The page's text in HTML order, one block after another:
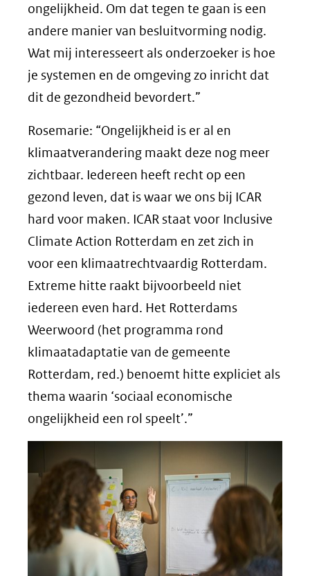
ongelijkheid. Om dat tegen te gaan is een
andere manier van besluitvorming nodig.
Wat mij interesseert als onderzoeker is hoe
je systemen en de omgeving zo inricht dat
dit de gezondheid bevordert.”
Rosemarie: “Ongelijkheid is er al en
klimaatverandering maakt deze nog meer
zichtbaar. Iedereen heeft recht op een
gezond leven, dat is waar we ons bij ICAR
hard voor maken. ICAR staat voor Inclusive
Climate Action Rotterdam en zet zich in
voor een klimaatrechtvaardig Rotterdam.
Extreme hitte raakt bijvoorbeeld niet
iedereen even hard. Het Rotterdams
Weerwoord (het programma rond
klimaatadaptatie van de gemeente
Rotterdam, red.) benoemt hitte expliciet als
thema waarin ‘sociaal economische
ongelijkheid een rol speelt’.”